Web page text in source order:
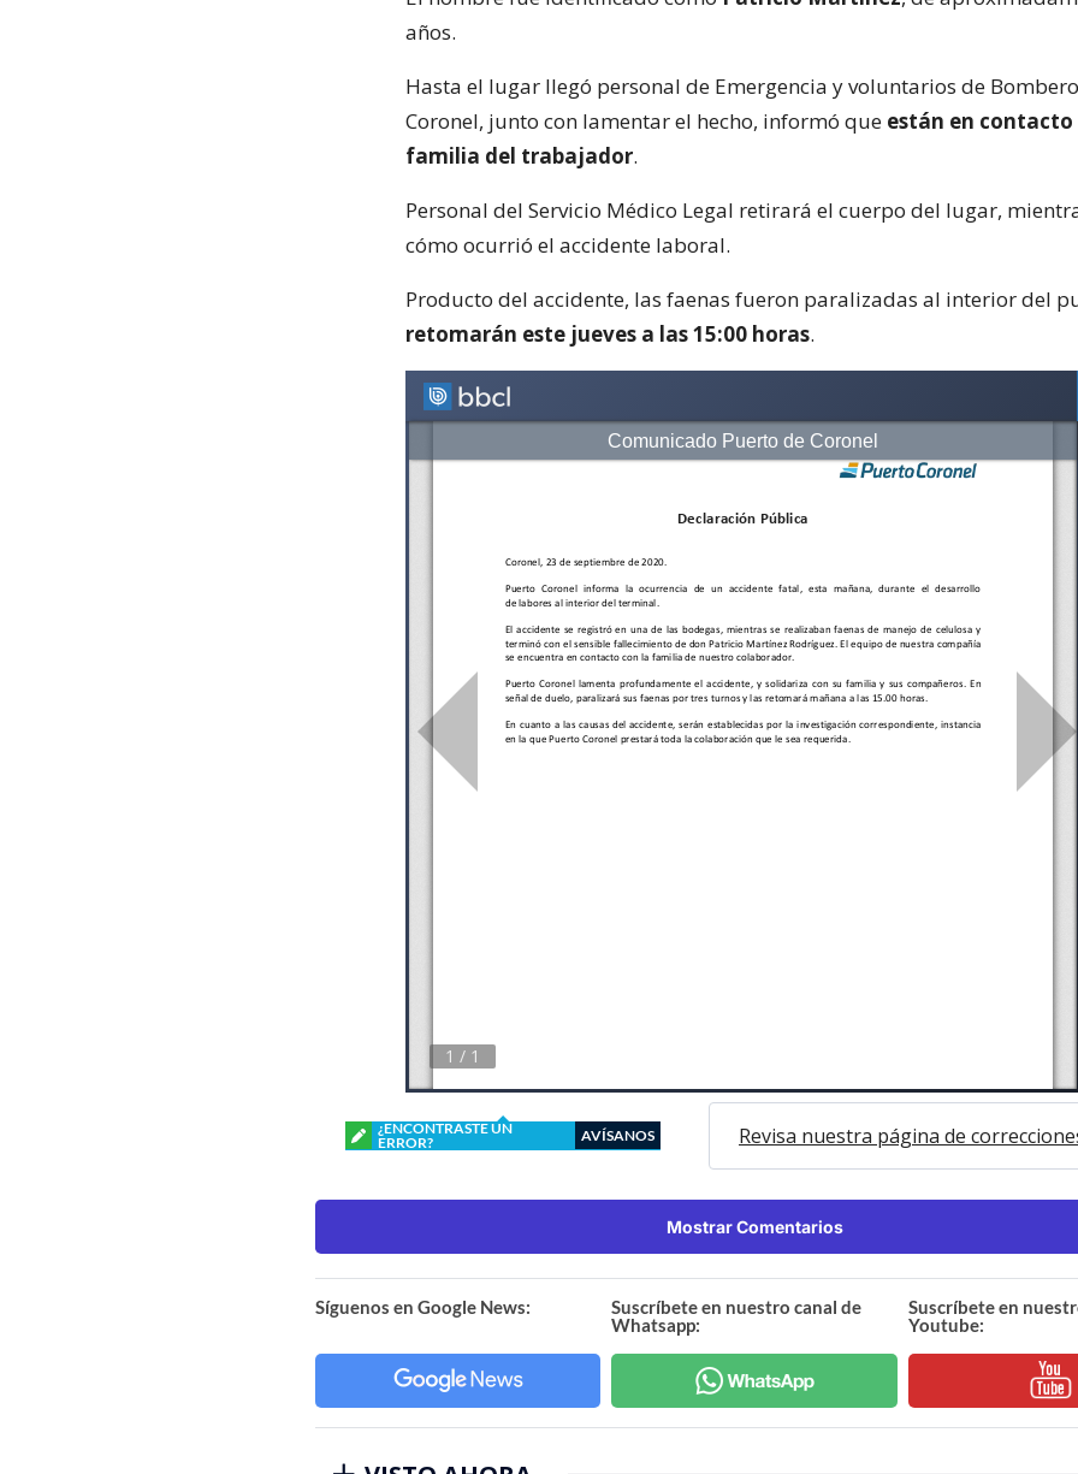
años.
Hasta el lugar llegó personal de Emergencia y voluntarios de
Coronel, junto con lamentar el hecho, informó que están en contacto
familia del trabajador.
Personal del Servicio Médico Legal retirará el cuerpo del lugar,
cómo ocurrió el accidente laboral.
Producto del accidente, las faenas fueron paralizadas al interior del
retomarán este jueves a las 15:00 horas.
¿ENCONTRASTE UN
ERROR?
AVÍSANOS Revisa nuestra página de
Mostrar Comentarios
Síguenos en Google News:
Suscríbete en nuestro canal de
Whatsapp:
Suscríbete en
Youtube: